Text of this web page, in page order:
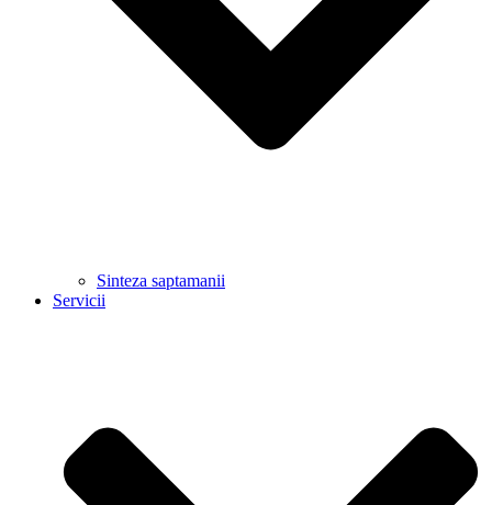
Sinteza saptamanii
Servicii